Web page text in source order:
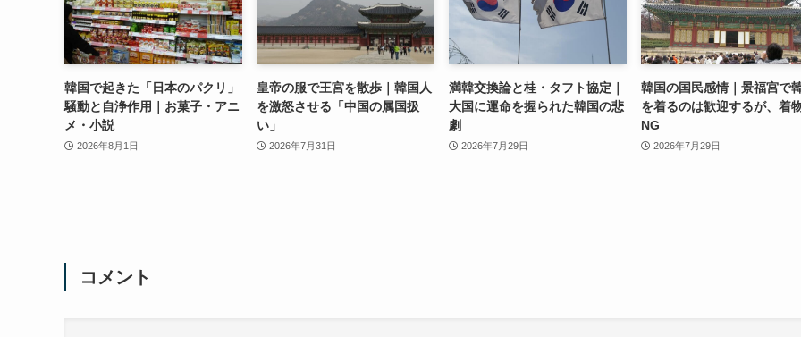
韓国で起きた「日本のパクリ」
騒動と自浄作用｜お菓子・アニ
メ・小説
2026年8月1日
皇帝の服で王宮を散歩｜韓国人
を激怒させる「中国の属国扱
い」
2026年7月31日
満韓交換論と桂・タフト協定｜
大国に運命を握られた韓国の悲
劇
2026年7月29日
韓国の国民感情｜景福宮で
を着るのは歓迎するが、着
NG
2026年7月29日
コメント